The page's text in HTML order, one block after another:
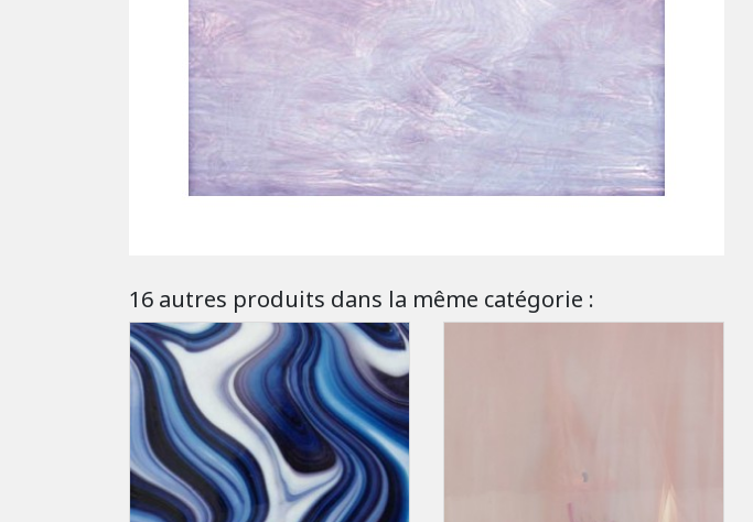
16 autres produits dans la même catégorie :